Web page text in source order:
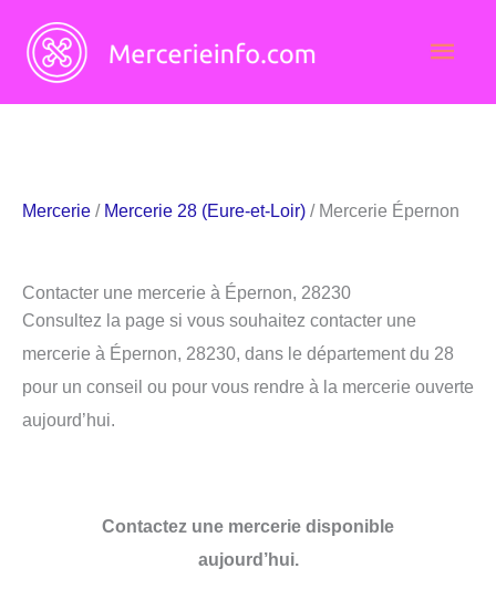
contenu
Mercerie / Mercerie 28 (Eure-et-Loir) / Mercerie Épernon
Contacter une mercerie à Épernon, 28230
Consultez la page si vous souhaitez contacter une
mercerie à Épernon, 28230, dans le département du 28
pour un conseil ou pour vous rendre à la mercerie ouverte
aujourd’hui.
Contactez une mercerie disponible
aujourd’hui.